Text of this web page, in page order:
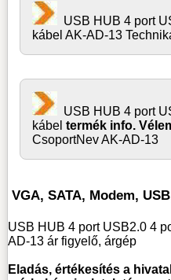
USB HUB 4 port
kábel AK-AD-13
USB HUB 4 port
kábel termék info.
CsoportNev AK-AD-13
VGA, SATA, Modem,
USB HUB 4 port USB2.0 4
AD-13 ár figyelő, árgép
Eladás, értékesítés a